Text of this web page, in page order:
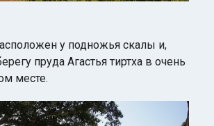
у подножья скалы и,
пруда Агастья тиртха в очень
месте.